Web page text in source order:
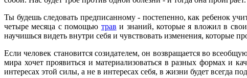
Ты будешь следовать предписанному - постепенно, как ребенок
четыре месяца с помощью трав и знаний, которые я вложил в
научишься видеть внутри себя и чувствовать изменения, которые
Если человек становится созидателем, он возвращается во
мира хочет проявиться и материализоваться в разных формах и
интересах этой силы, а не в интересах себя, в жизни будет всегда